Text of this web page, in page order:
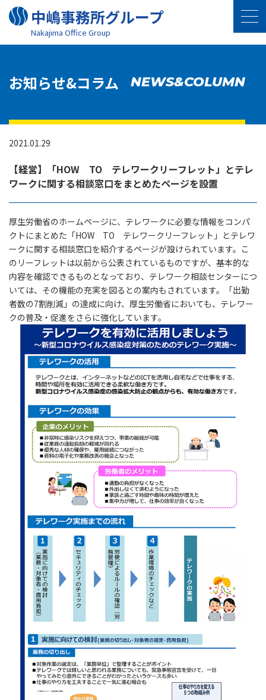
中嶋事務所グループ
Nakajima Oﬃce Group
お知らせ&コラム NEWS&COLUMN
2021.01.29
【経営】「HOW TO テレワークリーフレット」とテレ
ワークに関する相談窓口をまとめたページを設置
厚生労働省のホームページに、テレワークに必要な情報をコンパ
クトにまとめた「HOW TO テレワークリーフレット」とテレワ
ークに関する相談窓口を紹介するページが設けられています。こ
のリーフレットは以前から公表されているものですが、基本的な
内容を確認できるものとなっており、テレワーク相談センターにつ
いては、その機能の充実を図るとの案内もされています。「出勤
者数の7割削減」の達成に向け、厚生労働省においても、テレワー
クの普及・促進をさらに強化しています。